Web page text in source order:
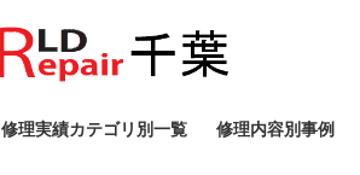
修理実績カテゴリ別一覧 修理内容別事例